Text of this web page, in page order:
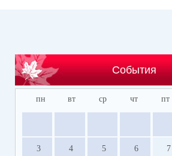
События
пн вт ср чт пт
3 4 5 6 7